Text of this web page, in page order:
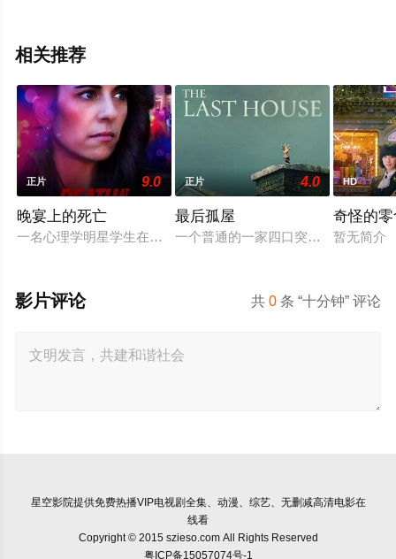
相关推荐
正片 9.0
晚宴上的死亡
一名心理学明星学生在一次教师派对上死亡后，安德莉亚·吉布
正片 4.0
最后孤屋
一个普通的一家四口突遭诡异变故，
HD
奇怪的
暂无简介
共0 条 “十分钟” 评论
影片评论
星空影院提供免费热播VIP电视剧全集、动漫、综艺、无删减高清电影在
线看
Copyright © 2015 szieso.com All Rights Reserved
粤ICP备15057074号-1